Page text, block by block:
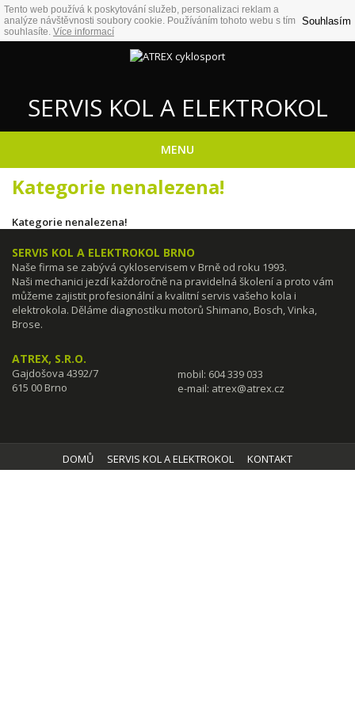
Tento web používá k poskytování služeb, personalizaci reklam a
analýze návštěvnosti soubory cookie. Používáním tohoto webu s tím
souhlasíte. Více informací
Souhlasím
SERVIS KOL A ELEKTROKOL
MENU
Kategorie nenalezena!
Kategorie nenalezena!
SERVIS KOL A ELEKTROKOL BRNO
Naše firma se zabývá cykloservisem v Brně od roku 1993.
Naši mechanici jezdí každoročně na pravidelná školení a proto vám
můžeme zajistit profesionální a kvalitní servis vašeho kola i
elektrokola. Děláme diagnostiku motorů Shimano, Bosch, Vinka,
Brose.
ATREX, S.R.O.
Gajdošova 4392/7
615 00 Brno
mobil: 604 339 033
e-mail: atrex@atrex.cz
DOMŮ SERVIS KOL A ELEKTROKOL KONTAKT